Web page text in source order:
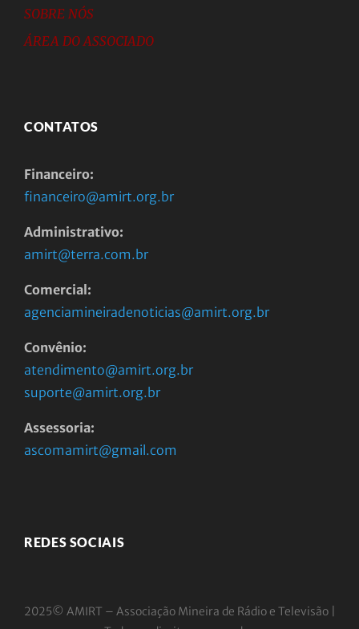
SOBRE NÓS
ÁREA DO ASSOCIADO
CONTATOS
Financeiro:
financeiro@amirt.org.br
Administrativo:
amirt@terra.com.br
Comercial:
agenciamineiradenoticias@amirt.org.br
Convênio:
atendimento@amirt.org.br
suporte@amirt.org.br
Assessoria:
ascomamirt@gmail.com
REDES SOCIAIS
2025© AMIRT – Associação Mineira de Rádio e Televisão |